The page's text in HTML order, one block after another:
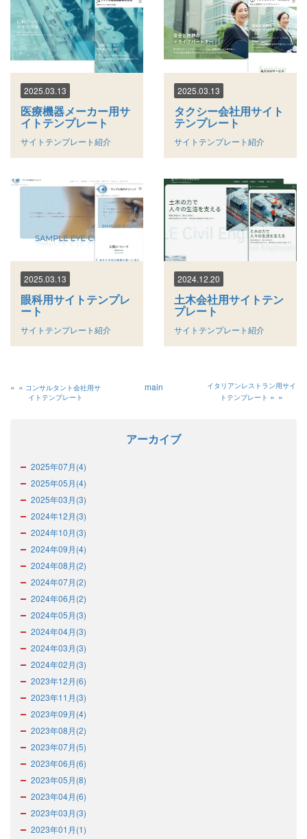
医療機器メーカー用サ
イトテンプレート
2025.03.13
サイトテンプレート紹介
タクシー会社用サイト
テンプレート
2025.03.13
サイトテンプレート紹介
眼科用サイトテンプレ
ート
2025.03.13
サイトテンプレート紹介
土木会社用サイトテン
プレート
2024.12.20
サイトテンプレート紹介
« コンサルタント会社用サ
イトテンプレート
main
イタリアンレストラン用サイ
トテンプレート »
アーカイブ
2025年07月(4)
2025年05月(4)
2025年03月(3)
2024年12月(3)
2024年10月(3)
2024年09月(4)
2024年08月(2)
2024年07月(2)
2024年06月(2)
2024年05月(3)
2024年04月(3)
2024年03月(3)
2024年02月(3)
2023年12月(6)
2023年11月(3)
2023年09月(4)
2023年08月(2)
2023年07月(5)
2023年06月(6)
2023年05月(8)
2023年04月(6)
2023年03月(3)
2023年01月(1)